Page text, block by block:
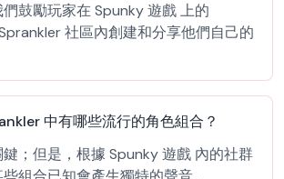
鼓勵玩家在 Spunky 遊戲 上的
社區內創建和分享他們自己的
中有哪些流行的角色組合？
；但是，根據 Spunky 遊戲 內的社群